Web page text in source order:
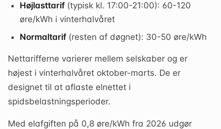
Højlasttarif(typisk kl. 17:00-21:00): 60-120
øre/kWh i vinterhalvåret
Normaltarif(resten af døgnet): 30-50 øre/kWh
Nettarifferne varierer mellem selskaber og er
højest i vinterhalvåret oktober-marts. De er
designet til at aflaste elnettet i
spidsbelastningsperioder.
Med elafgiften på 0,8 øre/kWh fra 2026 udgør